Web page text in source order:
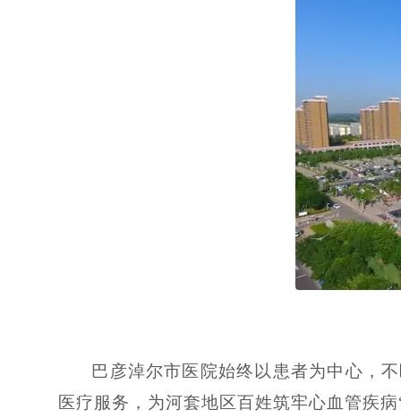
巴彦淖尔市医院始终以患者为中心，
医疗服务，为河套地区百姓筑牢心血管疾